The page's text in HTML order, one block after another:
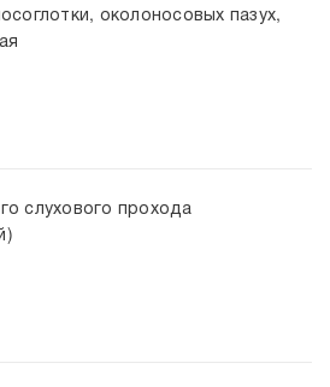
околоносовых пазух,
слухового прохода